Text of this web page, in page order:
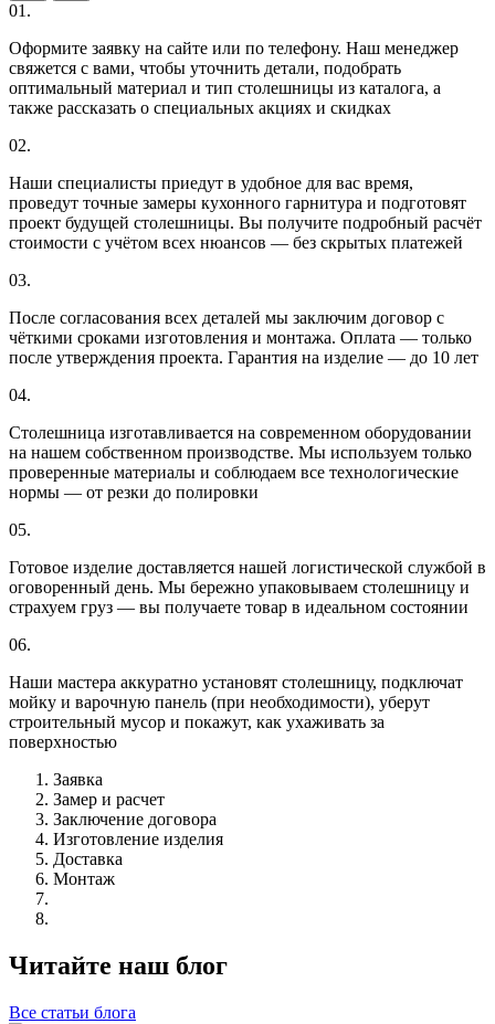
01.
Оформите заявку на сайте или по телефону. Наш менеджер
свяжется с вами, чтобы уточнить детали, подобрать
оптимальный материал и тип столешницы из каталога, а
также рассказать о специальных акциях и скидках
02.
Наши специалисты приедут в удобное для вас время,
проведут точные замеры кухонного гарнитура и подготовят
проект будущей столешницы. Вы получите подробный расчёт
стоимости с учётом всех нюансов — без скрытых платежей
03.
После согласования всех деталей мы заключим договор с
чёткими сроками изготовления и монтажа. Оплата — только
после утверждения проекта. Гарантия на изделие — до 10 лет
04.
Столешница изготавливается на современном оборудовании
на нашем собственном производстве. Мы используем только
проверенные материалы и соблюдаем все технологические
нормы — от резки до полировки
05.
Готовое изделие доставляется нашей логистической службой в
оговоренный день. Мы бережно упаковываем столешницу и
страхуем груз — вы получаете товар в идеальном состоянии
06.
Наши мастера аккуратно установят столешницу, подключат
мойку и варочную панель (при необходимости), уберут
строительный мусор и покажут, как ухаживать за
поверхностью
Заявка
Замер и расчет
Заключение договора
Изготовление изделия
Доставка
Монтаж
Читайте наш блог
Все статьи блога